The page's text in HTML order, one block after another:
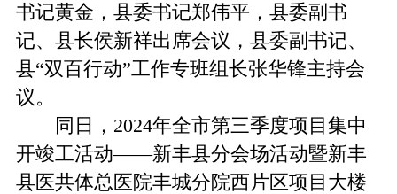
书记黄金，县委书记郑伟平，县委副书
记、县长侯新祥出席会议，县委副书记、
县“双百行动”工作专班组长张华锋主持会
议。
同日，2024年全市第三季度项目集中
开竣工活动——新丰县分会场活动暨新丰
县医共体总医院丰城分院西片区项目大楼